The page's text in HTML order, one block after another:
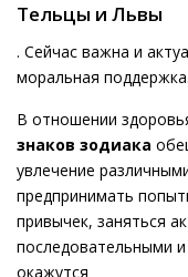
Тельцы и Львы
. Сейчас важна и
моральная поддержка.
В отношении
знаков зодиака
увлечение
предпринимать
привычек, заняться
последовательными
окажутся